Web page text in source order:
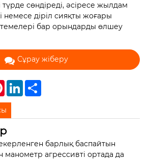
түрде сөндіреді, әсіресе жылдам
діріл сияқты жоғары
бар орындарды өлшеу
Сұрау жіберу
PinterestLinkedIn
барлық баспайтын
манометр агрессивті ортада да